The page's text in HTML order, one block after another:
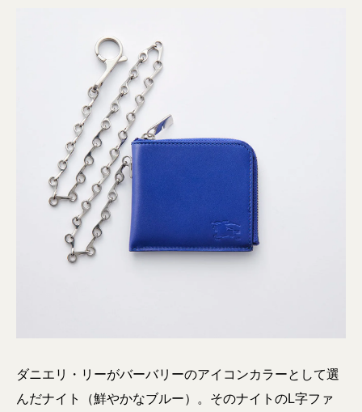
ダニエリ・リーがバーバリーのアイコンカラーとして選
んだナイト（鮮やかなブルー）。そのナイトのL字ファ